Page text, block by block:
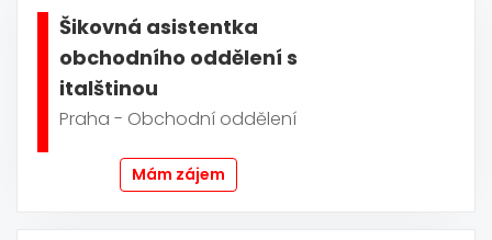
Šikovná asistentka
obchodního oddělení s
italštinou
Praha - Obchodní oddělení
Mám zájem